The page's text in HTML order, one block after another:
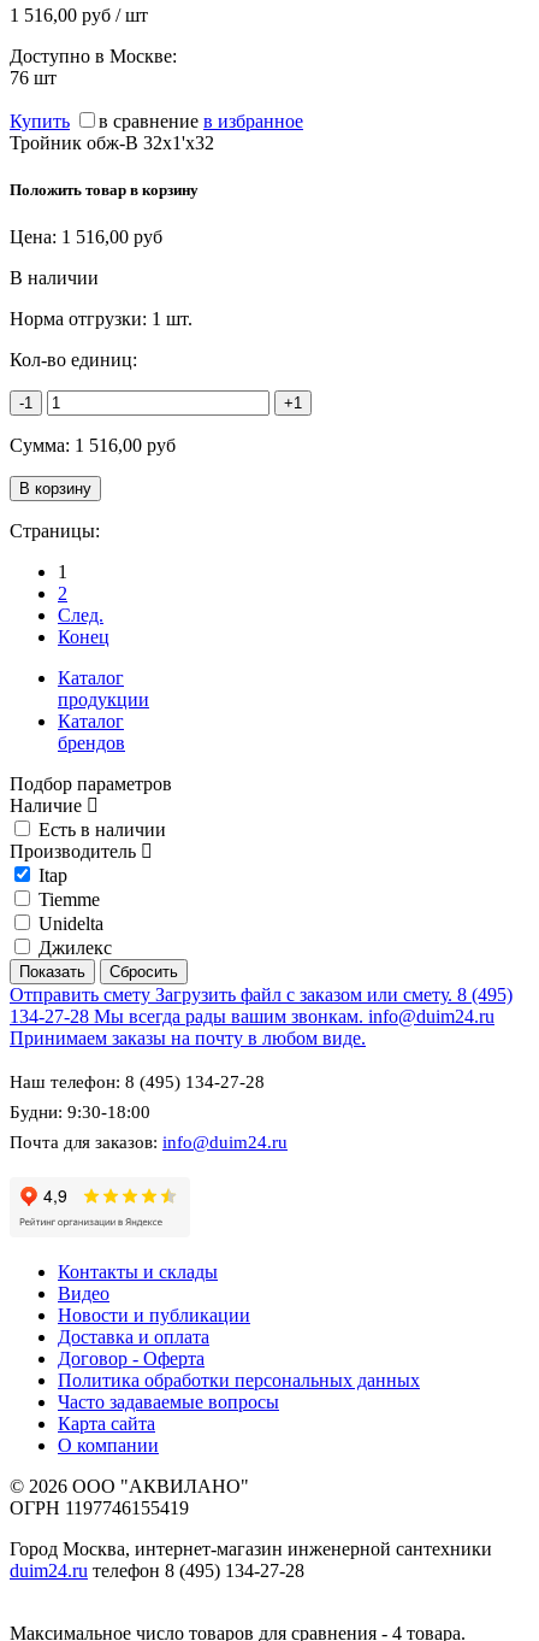
1 516,00 руб / шт
Доступно в Москве:
76 шт
Купить в сравнение в избранное
Тройник обж-В 32х1'х32
Положить товар в корзину
Цена: 1 516,00 руб
В наличии
Норма отгрузки: 1 шт.
Кол-во единиц:
-1 +1
Сумма: 1 516,00 руб
Страницы:
1
2
След.
Конец
Каталог
продукции
Каталог
брендов
Подбор параметров
Наличие
Есть в наличии
Производитель
Itap
Tiemme
Unidelta
Джилекс
Отправить смету Загрузить файл с заказом или смету. 8 (495)
134-27-28 Мы всегда рады вашим звонкам. info@duim24.ru
Принимаем заказы на почту в любом виде.
Наш телефон: 8 (495) 134-27-28
Будни: 9:30-18:00
Почта для заказов: info@duim24.ru
Контакты и склады
Видео
Новости и публикации
Доставка и оплата
Договор - Оферта
Политика обработки персональных данных
Часто задаваемые вопросы
Карта сайта
О компании
© 2026 ООО "АКВИЛАНО"
ОГРН 1197746155419
Город Москва, интернет-магазин инженерной сантехники
duim24.ru телефон 8 (495) 134-27-28
Максимальное число товаров для сравнения - 4 товара.